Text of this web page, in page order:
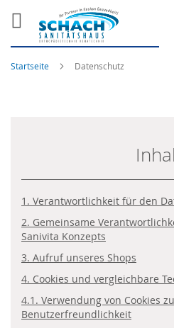
Startseite Datenschutz
1. Verantwortlichkeit für den
2. Gemeinsame
Sanivita Konzepts
3. Aufruf unseres Shops
4. Cookies und vergleichbare
4.1. Verwendung von Cookies
Benutzerfreundlichkeit